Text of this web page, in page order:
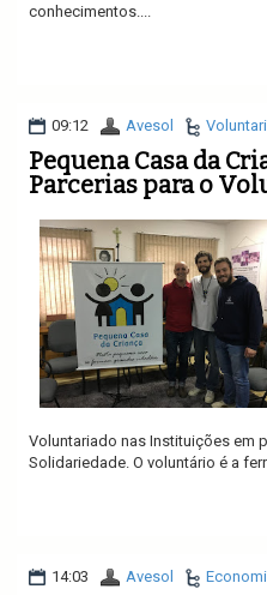
conhecimentos....
09:12 Avesol
Pequena Casa da
Parcerias para o
Voluntariado nas Instituições em
Solidariedade. O voluntário é a
14:03 Avesol